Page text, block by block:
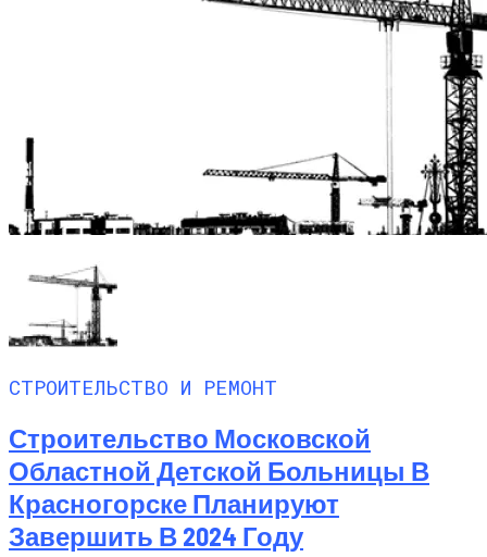
СТРОИТЕЛЬСТВО И РЕМОНТ
Строительство Московской
Областной Детской Больницы В
Красногорске Планируют
Завершить В 2024 Году